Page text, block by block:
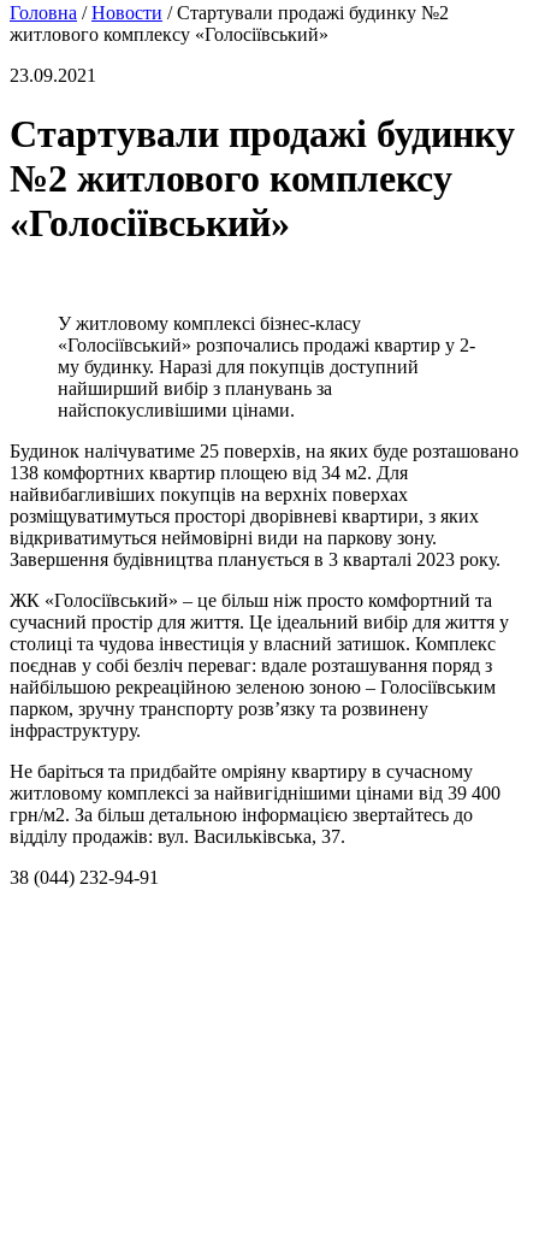
Головна /Новости /Стартували продажі будинку №2
житлового комплексу «Голосіївський»
23.09.2021
Стартували продажі будинку
№2 житлового комплексу
«Голосіївський»
У житловому комплексі бізнес-класу
«Голосіївський» розпочались продажі квартир у 2-
му будинку. Наразі для покупців доступний
найширший вибір з планувань за
найспокусливішими цінами.
Будинок налічуватиме 25 поверхів, на яких буде розташовано
138 комфортних квартир площею від 34 м2. Для
найвибагливіших покупців на верхніх поверхах
розміщуватимуться просторі дворівневі квартири, з яких
відкриватимуться неймовірні види на паркову зону.
Завершення будівництва планується в 3 кварталі 2023 року.
ЖК «Голосіївський» – це більш ніж просто комфортний та
сучасний простір для життя. Це ідеальний вибір для життя у
столиці та чудова інвестиція у власний затишок. Комплекс
поєднав у собі безліч переваг: вдале розташування поряд з
найбільшою рекреаційною зеленою зоною – Голосіївським
парком, зручну транспорту розв’язку та розвинену
інфраструктуру.
Не баріться та придбайте омріяну квартиру в сучасному
житловому комплексі за найвигіднішими цінами від 39 400
грн/м2. За більш детальною інформацією звертайтесь до
відділу продажів: вул. Васильківська, 37.
38 (044) 232-94-91